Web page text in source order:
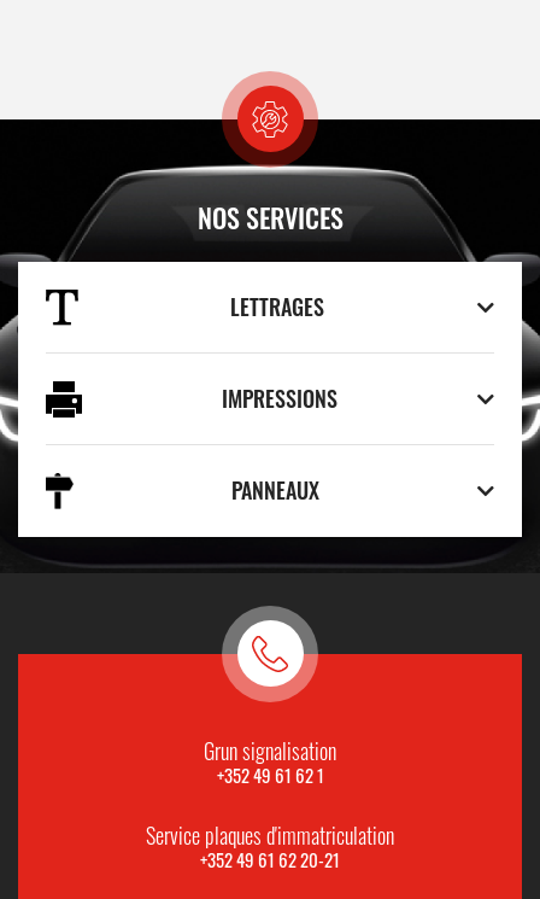
NOS SERVICES
LETTRAGES
IMPRESSIONS
PANNEAUX
Grun signalisation
+352 49 61 62 1
Service plaques d'immatriculation
+352 49 61 62 20-21